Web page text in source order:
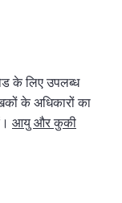
के लिए उपलब्ध
के अधिकारों का
आयु और कुकी